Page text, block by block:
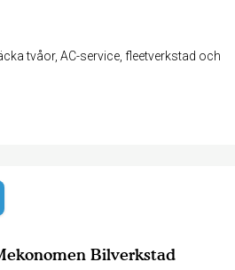
tvåor, AC-service, fleetverkstad och
Bilverkstad